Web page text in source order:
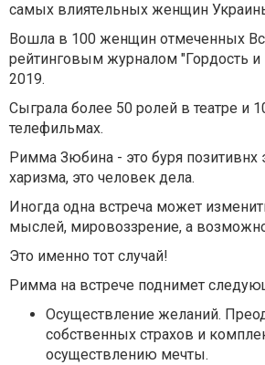
самых влиятельных женщин
Вошла в 100 женщин отмеченных
рейтинговым журналом "Гордость и
2019.
Сыграла более 50 ролей в театре и
телефильмах.
Римма Зюбина - это буря позитивнх
харизма, это человек дела.
Иногда одна встреча может
мыслей, мировоззрение, а
Это именно тот случай!
Римма на встрече поднимет
Осуществление желаний.
собственных страхов и
осуществлению мечты.